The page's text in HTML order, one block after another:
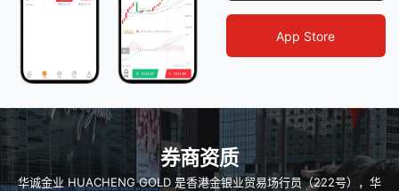
App Store
券商资质
华诚金业 HUACHENG GOLD 是香港金银业贸易场行员（222号），华